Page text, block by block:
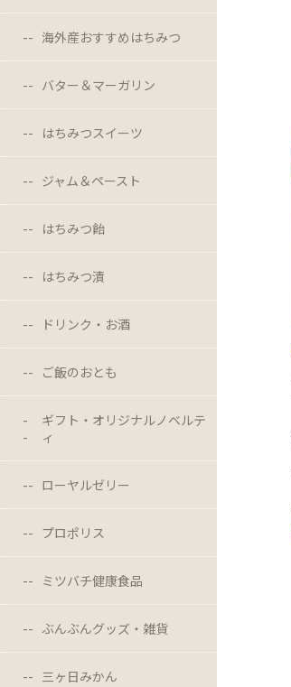
海外産おすすめはちみつ
バター＆マーガリン
はちみつスイーツ
ジャム＆ペースト
はちみつ飴
はちみつ漬
ドリンク・お酒
ご飯のおとも
ギフト・オリジナルノベルテ
ィ
ローヤルゼリー
プロポリス
ミツバチ健康食品
ぶんぶんグッズ・雑貨
三ヶ日みかん